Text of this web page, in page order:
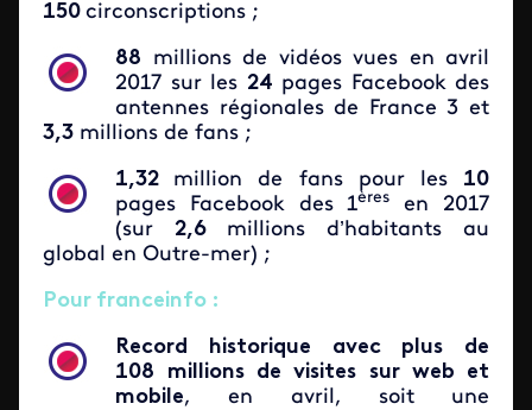
150 circonscriptions ;
88 millions de vidéos vues en avril
2017 sur les 24 pages Facebook des
antennes régionales de France 3 et
3,3 millions de fans ;
1,32 million de fans pour les 10
pages Facebook des 1ères
en 2017
(sur 2,6 millions d’habitants au
global en Outre-mer) ;
Pour franceinfo :
Record historique avec plus de
108
millions de visites sur web et
mobile, en avril, soit une